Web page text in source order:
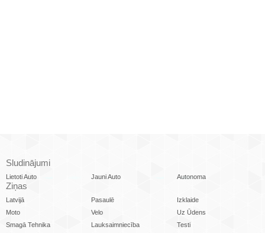
Sludinājumi
Lietoti Auto Jauni Auto Autonoma
Ziņas
Latvijā Pasaulē
Izklaide
Moto
Velo
Uz Ūdens
Smagā Tehnika
Lauksaimniecība
Testi